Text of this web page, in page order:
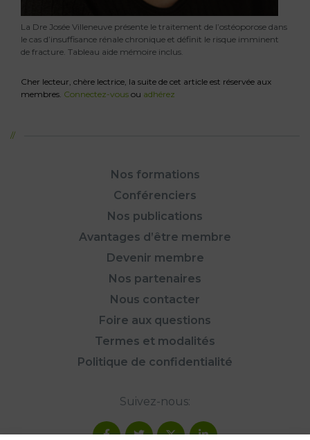
La Dre Josée Villeneuve présente le traitement de l’ostéoporose dans
le cas d’insuffisance rénale chronique et définit le risque imminent
de fracture. Tableau aide mémoire inclus.
Cher lecteur, chère lectrice, la suite de cet article est réservée aux
membres. Connectez-vous ou adhérez
Nos formations
Conférenciers
Nos publications
Avantages d’être membre
Devenir membre
Nos partenaires
Nous contacter
Foire aux questions
Termes et modalités
Politique de confidentialité
Suivez-nous: